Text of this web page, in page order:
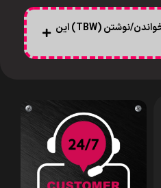
۱۰. میزان دوام یا استقامت خواندن/نوشتن (TBW) این